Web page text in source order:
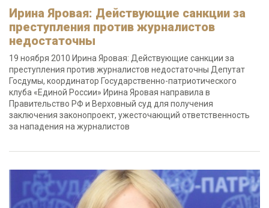
Ирина Яровая: Действующие санкции за
преступления против журналистов
недостаточны
19 ноября 2010 Ирина Яровая: Действующие санкции за
преступления против журналистов недостаточны Депутат
Госдумы, координатор Государственно-патриотического
клуба «Единой России» Ирина Яровая направила в
Правительство РФ и Верховный суд для получения
заключения законопроект, ужесточающий ответственность
за нападения на журналистов